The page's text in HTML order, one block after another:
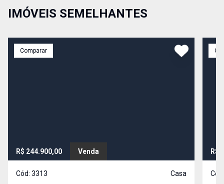
IMÓVEIS SEMELHANTES
Comparar
R$ 244.900,00 Venda
Cód: 3313
Casa
R$